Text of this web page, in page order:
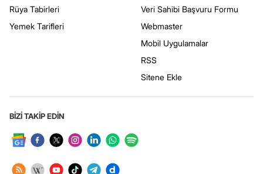
Rüya Tabirleri
Yemek Tarifleri
Veri Sahibi Başvuru Formu
Webmaster
Mobil Uygulamalar
RSS
Sitene Ekle
BİZİ TAKİP EDİN